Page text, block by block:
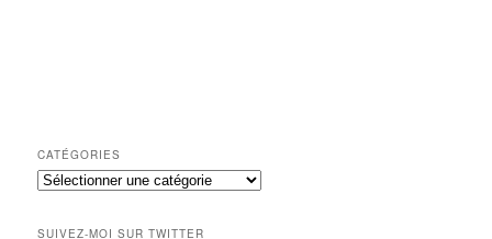
CATÉGORIES
Catégories
SUIVEZ-MOI SUR TWITTER